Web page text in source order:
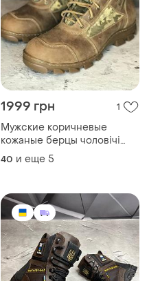
1999 грн 1
Мужские коричневые
кожаные берцы чоловічі
коричневі шкіряні берци
40 и еще 5